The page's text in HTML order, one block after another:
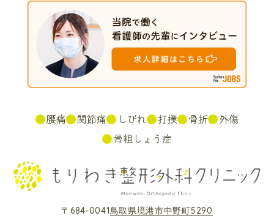
腰痛 関節痛 しびれ 打撲 骨折
外傷
骨粗しょう症
〒684-0041鳥取県境港市中野町5290